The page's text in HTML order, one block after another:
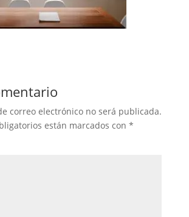
correo electrónico no será publicada.
están marcados con *